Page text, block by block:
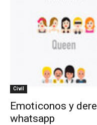
Civil
Emoticonos y
whatsapp